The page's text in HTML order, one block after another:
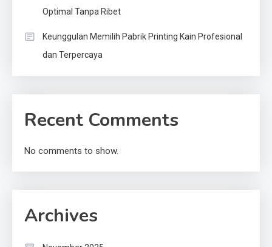
Optimal Tanpa Ribet
Keunggulan Memilih Pabrik Printing Kain Profesional
dan Terpercaya
Recent Comments
No comments to show.
Archives